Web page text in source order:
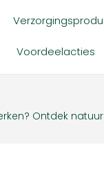
Voordeelacties
Ontdek